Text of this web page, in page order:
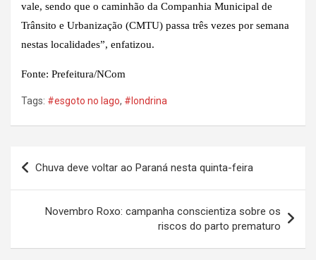
vale, sendo que o caminhão da Companhia Municipal de
Trânsito e Urbanização (CMTU) passa três vezes por semana
nestas localidades”, enfatizou.
Fonte: Prefeitura/NCom
Tags: #esgoto no lago, #londrina
Chuva deve voltar ao Paraná nesta quinta-feira
Novembro Roxo: campanha conscientiza sobre os
riscos do parto prematuro